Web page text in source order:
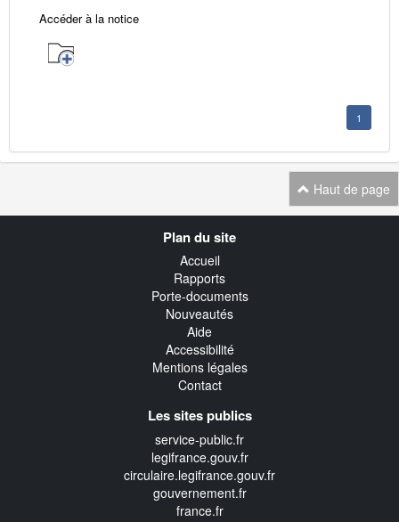
Accéder à la notice
1
Haut de page
Plan du site
Accueil
Rapports
Porte-documents
Nouveautés
Aide
Accessibilité
Mentions légales
Contact
Les sites publics
service-public.fr
legifrance.gouv.fr
circulaire.legifrance.gouv.fr
gouvernement.fr
france.fr